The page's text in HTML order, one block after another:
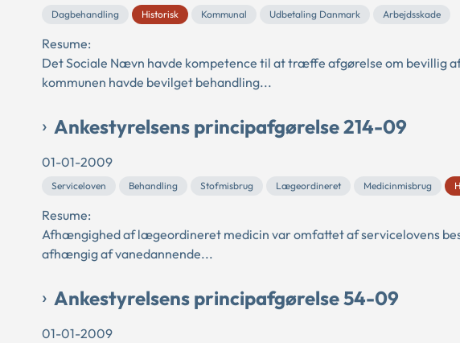
Dagbehandling
Historisk Kommunal Udbetaling Danmark Arbejdsskade
Resume:
Det Sociale Nævn havde kompetence til at træffe afgørelse om bevillig
kommunen havde bevilget behandling...
Ankestyrelsens principafgørelse 214-09
01-01-2009
Serviceloven Behandling Stofmisbrug Lægeordineret Medicinmisbrug
Resume:
Afhængighed af lægeordineret medicin var omfattet af servicelovens
afhængig af vanedannende...
Ankestyrelsens principafgørelse 54-09
01-01-2009